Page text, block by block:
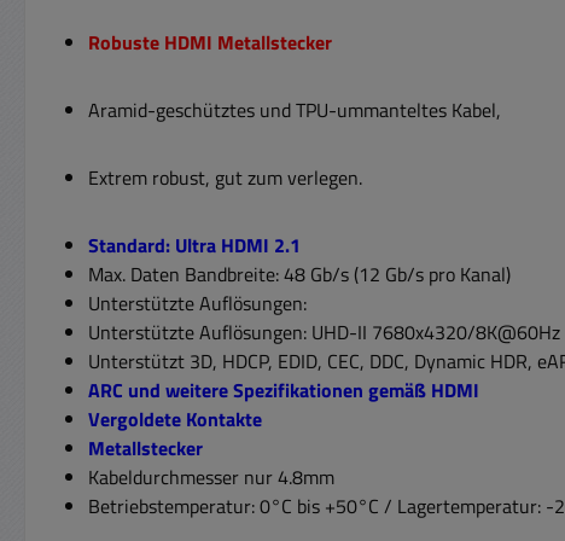
Robuste HDMI Metallstecker
Aramid-geschütztes und TPU-ummanteltes Kabel,
Extrem robust, gut zum verlegen.
Standard: Ultra HDMI 2.1
Max. Daten Bandbreite: 48 Gb/s (12 Gb/s pro Kanal)
Unterstützte Auflösungen:
Unterstützte Auflösungen: UHD-II 7680x4320/
Unterstützt 3D, HDCP, EDID, CEC, DDC, Dynamic HDR,
ARC und weitere Spezifikationen gemäß HDMI
Vergoldete Kontakte
Metallstecker
Kabeldurchmesser nur 4.8mm
Betriebstemperatur: 0°C bis +50°C / Lagertemperatur: -